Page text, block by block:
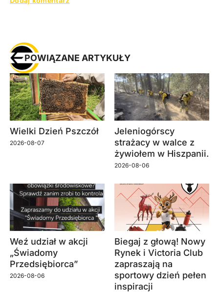
POWIĄZANE ARTYKUŁY
Wielki Dzień Pszczół
2026-08-07
Jeleniogórscy
strażacy w walce z
żywiołem w Hiszpanii.
2026-08-06
Weź udział w akcji
„Świadomy
Przedsiębiorca”
2026-08-06
Biegaj z głową! Nowy
Rynek i Victoria Club
zapraszają na
sportowy dzień pełen
inspiracji